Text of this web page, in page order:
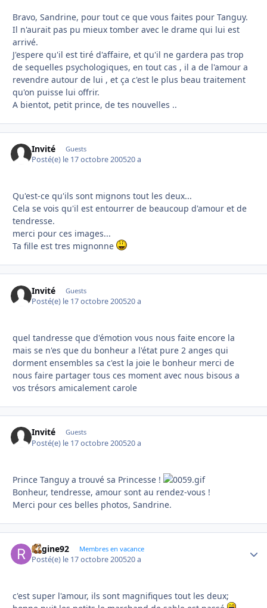
Bravo, Sandrine, pour tout ce que vous faites pour Tanguy.
Il n'aurait pas pu mieux tomber avec le drame qui lui est
arrivé.
J'espere qu'il est tiré d'affaire, et qu'il ne gardera pas trop
de sequelles psychologiques, en tout cas , il a de l'amour a
revendre autour de lui , et ça c'est le plus beau traitement
qu'on puisse lui offrir.
A bientot, petit prince, de tes nouvelles ..
Invité Guests
Posté(e) le 17 octobre 200520 a
Qu'est-ce qu'ils sont mignons tout les deux...
Cela se vois qu'il est entourrer de beaucoup d'amour et de
tendresse.
merci pour ces images...
Ta fille est tres mignonne
Invité Guests
Posté(e) le 17 octobre 200520 a
quel tandresse que d'émotion vous nous faite encore la
mais se n'es que du bonheur a l'état pure 2 anges qui
dorment ensembles sa c'est la joie le bonheur merci de
nous faire partager tous ces moment avec nous bisous a
vos trésors amicalement carole
Invité Guests
Posté(e) le 17 octobre 200520 a
Prince Tanguy a trouvé sa Princesse !
Bonheur, tendresse, amour sont au rendez-vous !
Merci pour ces belles photos, Sandrine.
Regine92 Membres en vacance
Posté(e) le 17 octobre 200520 a
c'est super l'amour, ils sont magnifiques tout les deux;